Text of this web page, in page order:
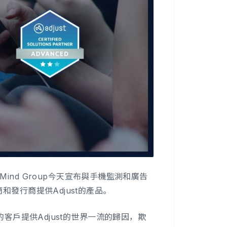
Group今天宣布與手機監測和廣告
發行商提供Adjust的產品。
戶提供Adjust的世界一流的歸因，欺